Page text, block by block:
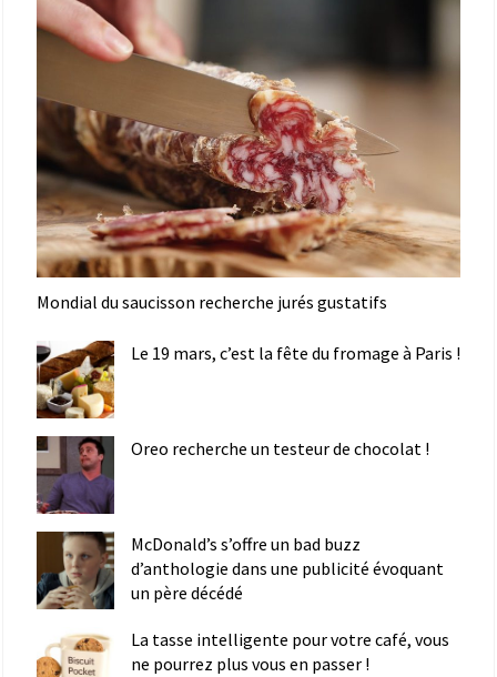
Mondial du saucisson recherche jurés gustatifs
Le 19 mars, c’est la fête du fromage à Paris !
Oreo recherche un testeur de chocolat !
McDonald’s s’offre un bad buzz
d’anthologie dans une publicité évoquant
un père décédé
La tasse intelligente pour votre café, vous
ne pourrez plus vous en passer !